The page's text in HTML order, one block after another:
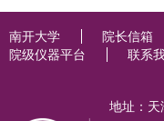
南开大学 院长信箱
院级仪器平台
联系
地址：天